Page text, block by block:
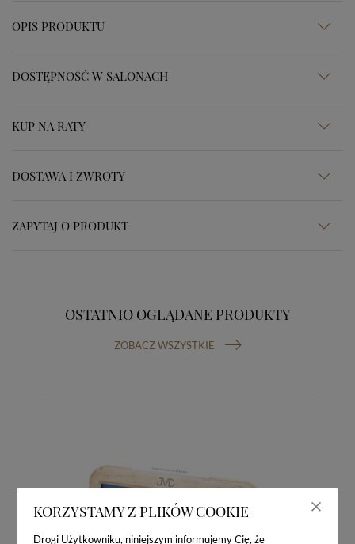
KORZYSTAMY Z PLIKÓW COOKIE
Drogi Użytkowniku, niniejszym informujemy Cię, że
OPIS PRODUKTU
DOSTĘPNOŚĆ W SALONACH
KUP NA RATY
DOSTAWA I ZWROTY
ZAPYTAJ O PRODUKT
OSTATNIO OGLĄDANE PRODUKTY
ZOBACZ WSZYSTKIE